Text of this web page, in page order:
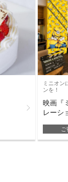
ミニオン
ンを！
映画『
レーシ
ご